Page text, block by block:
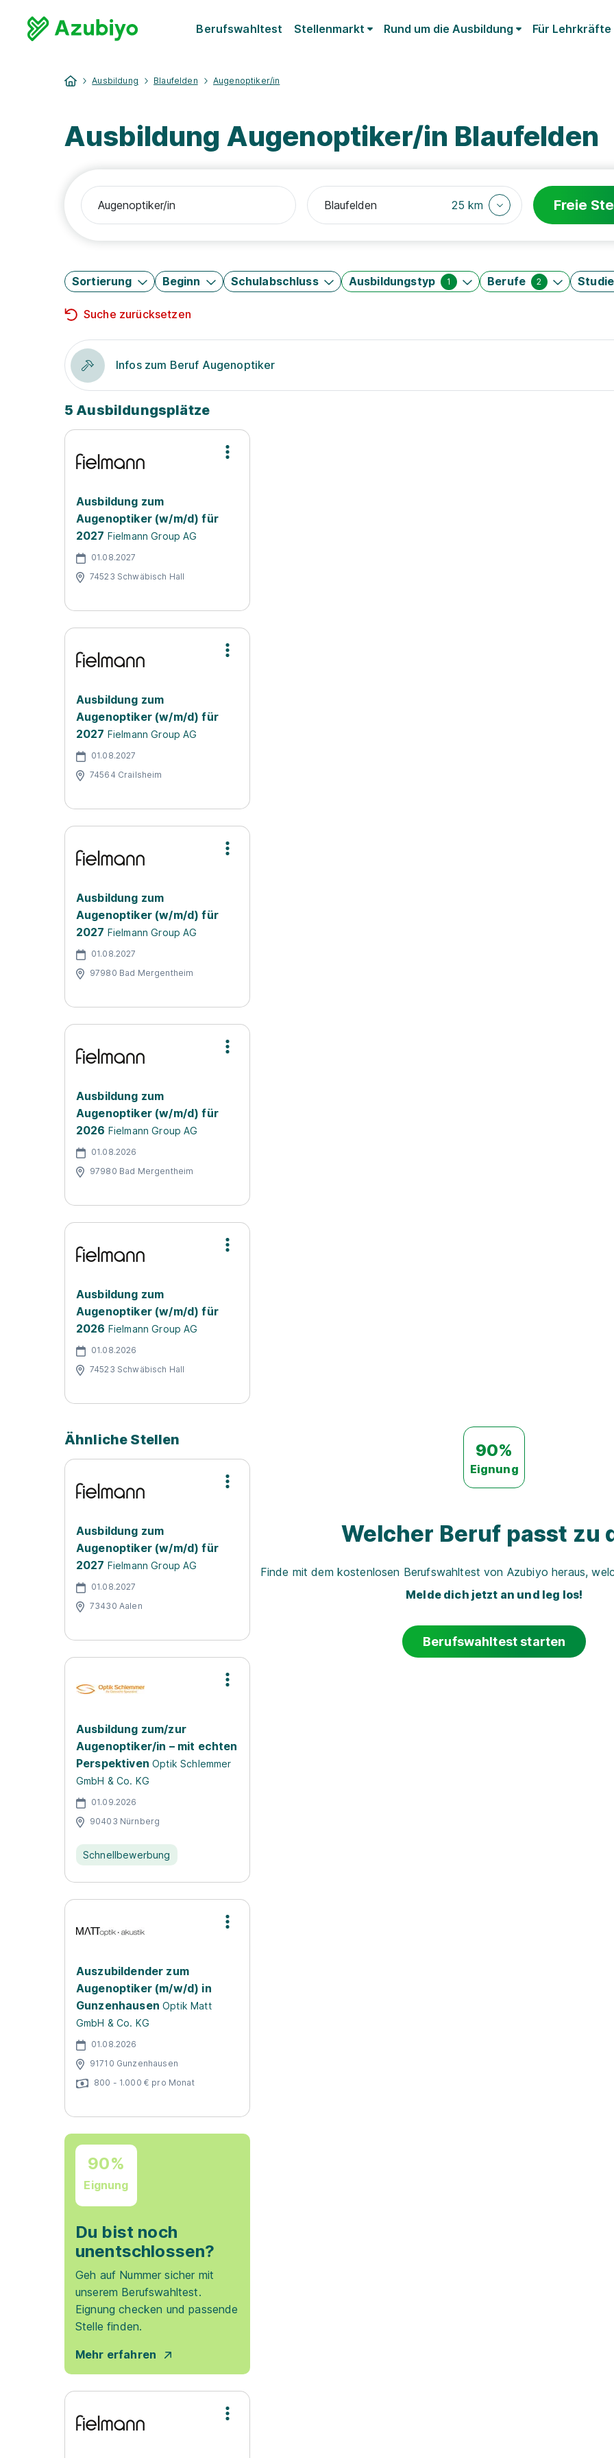
Berufswahltest Stellenmarkt Rund um die Ausbildung Für Lehrkräfte
Ausbildung Blaufelden Augenoptiker/in
Ausbildung Augenoptiker/in Blaufelden
25 km Freie
Sortierung Beginn Schulabschluss Ausbildungstyp 1 Berufe 2
Suche zurücksetzen
Infos zum Beruf Augenoptiker
5 Ausbildungsplätze
Ausbildung zum
Augenoptiker (w/m/d) für
2027 Fielmann Group AG
01.08.2027
74523 Schwäbisch Hall
Ausbildung zum
Augenoptiker (w/m/d) für
2027 Fielmann Group AG
01.08.2027
74564 Crailsheim
Ausbildung zum
Augenoptiker (w/m/d) für
2027 Fielmann Group AG
01.08.2027
97980 Bad Mergentheim
Ausbildung zum
Augenoptiker (w/m/d) für
2026 Fielmann Group AG
01.08.2026
97980 Bad Mergentheim
Ausbildung zum
Augenoptiker (w/m/d) für
2026 Fielmann Group AG
01.08.2026
74523 Schwäbisch Hall
Ähnliche Stellen
Ausbildung zum
Augenoptiker (w/m/d) für
2027 Fielmann Group AG
01.08.2027
73430 Aalen
Ausbildung zum/zur
Augenoptiker/in – mit echten
Perspektiven Optik Schlemmer
GmbH & Co. KG
01.09.2026
90403 Nürnberg
Schnellbewerbung
Auszubildender zum
Augenoptiker (m/w/d) in
Gunzenhausen Optik Matt
GmbH & Co. KG
01.08.2026
91710 Gunzenhausen
800 - 1.000 € pro Monat
90%
Eignung
Du bist noch
unentschlossen?
Geh auf Nummer sicher mit
unserem Berufswahltest.
Eignung checken und passende
Stelle finden.
Mehr erfahren
90%
Eignung
Welcher Beruf passt zu
Finde mit dem kostenlosen Berufswahltest von Azubiyo heraus,
Melde dich jetzt an und leg los!
Berufswahltest starten